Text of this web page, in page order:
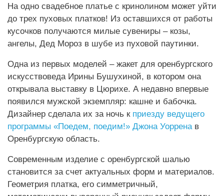
На одно свадебное платье с кринолином может уйти
до трех пуховых платков! Из оставшихся от работы
кусочков получаются милые сувениры – козы,
ангелы, Дед Мороз в шубе из пуховой паутинки.
Одна из первых моделей – жакет для оренбургского
искусствоведа Ирины Бушухиной, в котором она
открывала выставку в Цюрихе. А недавно впервые
появился мужской экземпляр: кашне и бабочка.
Дизайнер сделала их за ночь к приезду ведущего
программы «Поедем, поедим!» Джона Уоррена в
Оренбургскую область.
Современным изделие с оренбургской шалью
становится за счет актуальных форм и материалов.
Геометрия платка, его симметричный,